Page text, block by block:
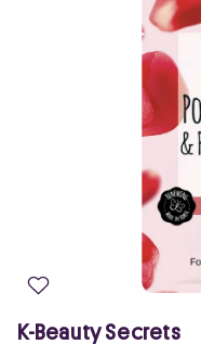
K-Beauty Secrets